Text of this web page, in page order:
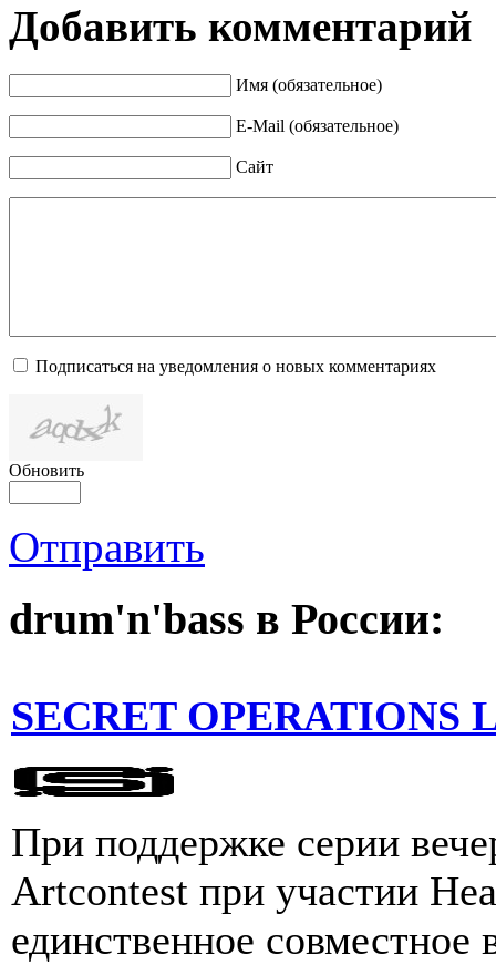
Добавить комментарий
Имя (обязательное)
E-Mail (обязательное)
Сайт
Подписаться на уведомления о новых комментариях
Обновить
Отправить
drum'n'bass в России:
SECRET
При поддержке серии
Artcontest при участии
единственное